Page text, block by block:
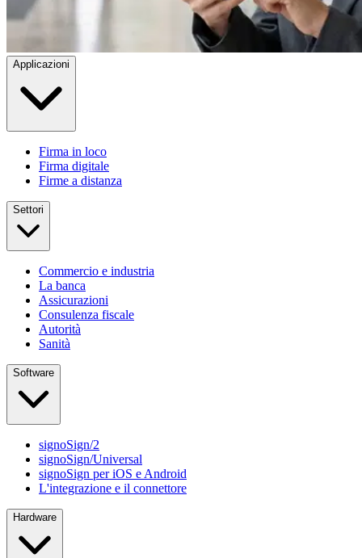
Applicazioni
Firma in loco
Firma digitale
Firme a distanza
Settori
Commercio e industria
La banca
Assicurazioni
Consulenza fiscale
Autorità
Sanità
Software
signoSign/2
signoSign/Universal
signoSign per iOS e Android
L'integrazione e il connettore
Hardware